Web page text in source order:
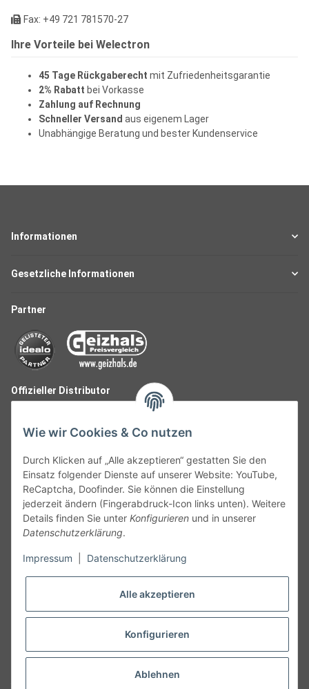
Fax: +49 721 781570-27
Ihre Vorteile bei Welectron
45 Tage Rückgaberecht mit Zufriedenheitsgarantie
2% Rabatt bei Vorkasse
Zahlung auf Rechnung
Schneller Versand aus eigenem Lager
Unabhängige Beratung und bester Kundenservice
Informationen
Gesetzliche Informationen
Partner
Offizieller Distributor
Follow Us
Widerruf
Vertrag widerrufen
Wie wir Cookies & Co nutzen
Durch Klicken auf „Alle akzeptieren“ gestatten Sie den
Einsatz folgender Dienste auf unserer Website: YouTube,
ReCaptcha, Doofinder. Sie können die Einstellung
jederzeit ändern (Fingerabdruck-Icon links unten). Weitere
Details finden Sie unter Konfigurieren und in unserer
Datenschutzerklärung.
Impressum Datenschutzerklärung
Alle akzeptieren
Konfigurieren
Ablehnen